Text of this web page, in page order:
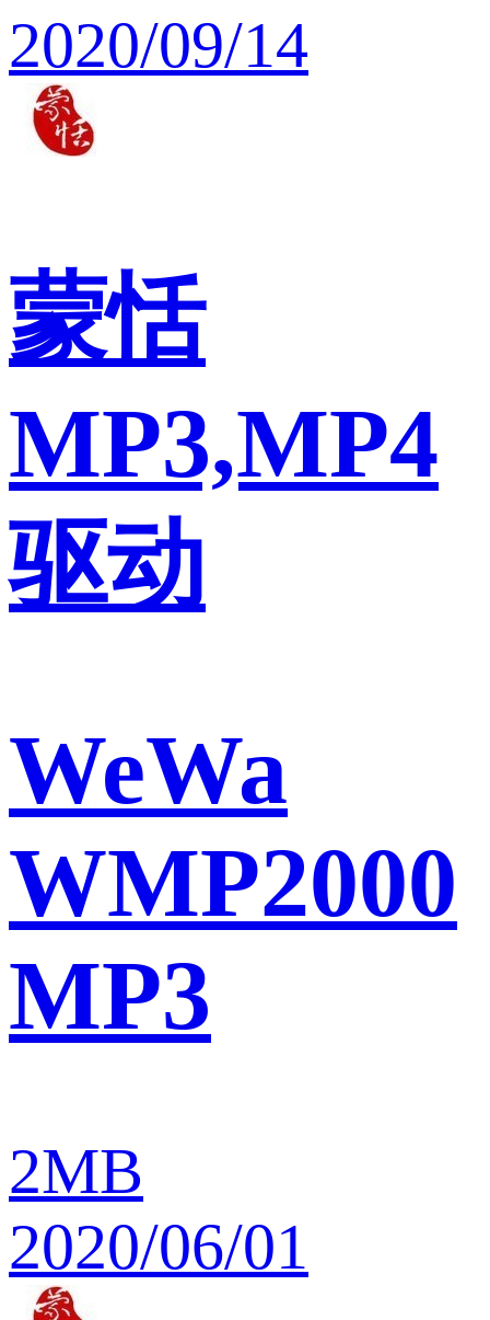
2020/09/14
蒙恬
MP3,MP4
驱动
WeWa
WMP2000
MP3
2MB
2020/06/01